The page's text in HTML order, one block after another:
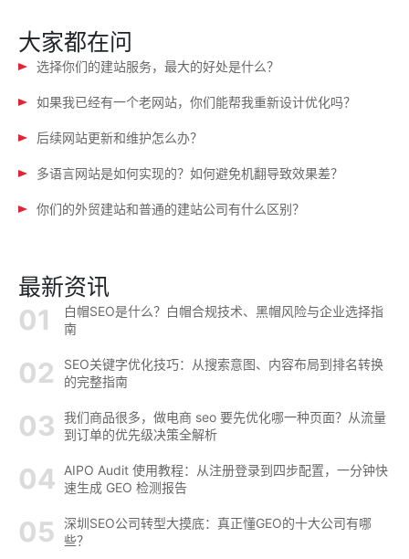
大家都在问
选择你们的建站服务，最大的好处是什么？
如果我已经有一个老网站，你们能帮我重新设计优化吗？
后续网站更新和维护怎么办？
多语言网站是如何实现的？如何避免机翻导致效果差？
你们的外贸建站和普通的建站公司有什么区别？
最新资讯
白帽SEO是什么？白帽合规技术、黑帽风险与企业选择指
南
SEO关键字优化技巧：从搜索意图、内容布局到排名转换
的完整指南
我们商品很多，做电商 seo 要先优化哪一种页面？从流量
到订单的优先级决策全解析
AIPO Audit 使用教程：从注册登录到四步配置，一分钟快
速生成 GEO 检测报告
深圳SEO公司转型大摸底：真正懂GEO的十大公司有哪
些？